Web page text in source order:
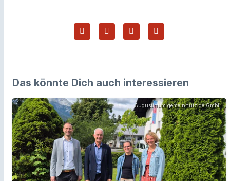
Das könnte Dich auch interessieren
Augustinum gemeinnützige GmbH